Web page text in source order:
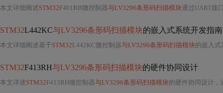
本文详细阐述STM32F401RB微控制器与LV3296条形码扫描模块通过UART接口实现可靠
STM32L442KC与LV3296条形码扫描模块的嵌入式系统开发指南
本文详细阐述基于STM32L442KC微控制器与LV3296条形码扫描模块的嵌入式
STM32F413RH与LV3296条形码扫描模块的硬件协同设计
本文详述STM32F413RH微控制器与LV3296条形码扫描模块的硬件协同设计，